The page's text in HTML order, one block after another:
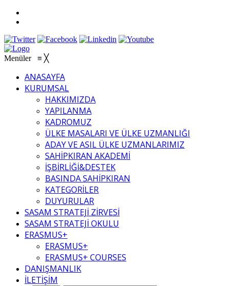
Menüler ≡ ╳
ANASAYFA
KURUMSAL
HAKKIMIZDA
YAPILANMA
KADROMUZ
ÜLKE MASALARI VE ÜLKE UZMANLIĞI
ADAY VE ASIL ÜLKE UZMANLARIMIZ
SAHİPKIRAN AKADEMİ
İŞBİRLİĞİ&DESTEK
BASINDA SAHİPKIRAN
KATEGORİLER
DUYURULAR
SASAM STRATEJİ ZİRVESİ
SASAM STRATEJİ OKULU
ERASMUS+
ERASMUS+
ERASMUS+ COURSES
DANIŞMANLIK
İLETİŞİM